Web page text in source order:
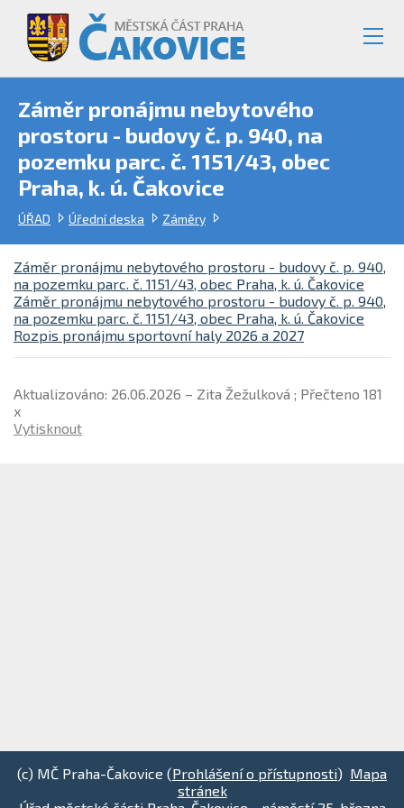
Záměr pronájmu nebytového
prostoru - budovy č. p. 940, na
pozemku parc. č. 1151/43, obec
Praha, k. ú. Čakovice
ÚŘAD Úřední deska Záměry
Záměr pronájmu nebytového prostoru - budovy č. p. 940,
na pozemku parc. č. 1151/43, obec Praha, k. ú. Čakovice
Záměr pronájmu nebytového prostoru - budovy č. p. 940,
na pozemku parc. č. 1151/43, obec Praha, k. ú. Čakovice
Rozpis pronájmu sportovní haly 2026 a 2027
Aktualizováno: 26.06.2026 – Zita Žežulková ; Přečteno 181
x
Vytisknout
(c) MČ Praha-Čakovice (Prohlášení o přístupnosti) Mapa
stránek